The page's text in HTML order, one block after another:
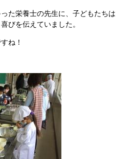
た栄養士の先生に、子どもたちは
びを伝えていました。
ね！